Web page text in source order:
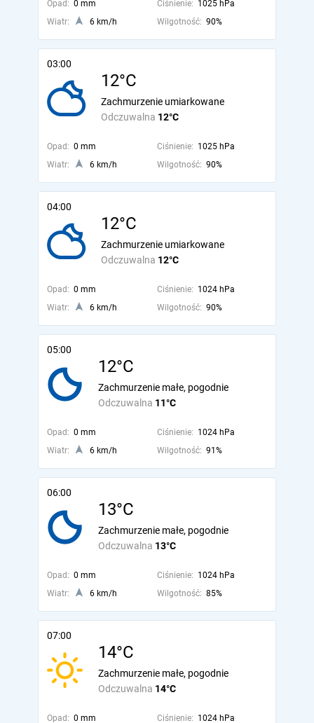
Opad: 0 mm Ciśnienie: 1025 hPa
Wiatr:
6 km/h Wilgotność: 90%
03:00
12°C
Odczuwalna 12°C
Zachmurzenie umiarkowane
Opad: 0 mm Ciśnienie: 1025 hPa
Wiatr:
6 km/h Wilgotność: 90%
04:00
12°C
Odczuwalna 12°C
Zachmurzenie umiarkowane
Opad: 0 mm Ciśnienie: 1024 hPa
Wiatr:
6 km/h Wilgotność: 90%
05:00
12°C
Odczuwalna 11°C
Zachmurzenie małe, pogodnie
Opad: 0 mm Ciśnienie: 1024 hPa
Wiatr:
6 km/h Wilgotność: 91%
06:00
13°C
Odczuwalna 13°C
Zachmurzenie małe, pogodnie
Opad: 0 mm Ciśnienie: 1024 hPa
Wiatr:
6 km/h Wilgotność: 85%
07:00
14°C
Odczuwalna 14°C
Zachmurzenie małe, pogodnie
Opad: 0 mm Ciśnienie: 1024 hPa